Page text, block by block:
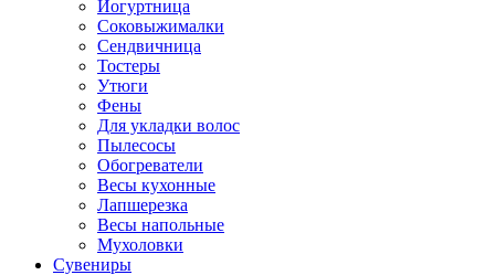
Йогуртница
Соковыжималки
Сендвичница
Тостеры
Утюги
Фены
Для укладки волос
Пылесосы
Обогреватели
Весы кухонные
Лапшерезка
Весы напольные
Мухоловки
Сувениры